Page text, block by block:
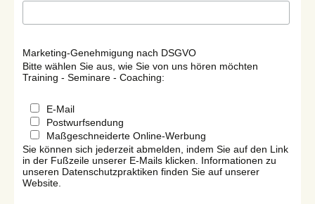
Marketing-Genehmigung nach DSGVO
Bitte wählen Sie aus, wie Sie von uns hören möchten
Training - Seminare - Coaching:
E-Mail
Postwurfsendung
Maßgeschneiderte Online-Werbung
Sie können sich jederzeit abmelden, indem Sie auf den Link
in der Fußzeile unserer E-Mails klicken. Informationen zu
unseren Datenschutzpraktiken finden Sie auf unserer
Website.